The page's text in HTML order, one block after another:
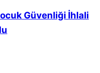
Güvenliği İhlali